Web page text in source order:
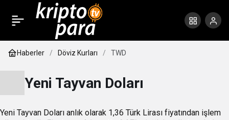
Haberler Döviz Kurları TWD
Yeni Tayvan Doları
Yeni Tayvan Doları anlık olarak 1,36 Türk Lirası fiyatından işlem